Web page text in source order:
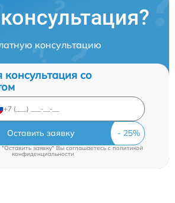
консультацию
консультация со
Оставить заявку
заявку" Вы соглашаетесь cполитикой
конфиденциальности